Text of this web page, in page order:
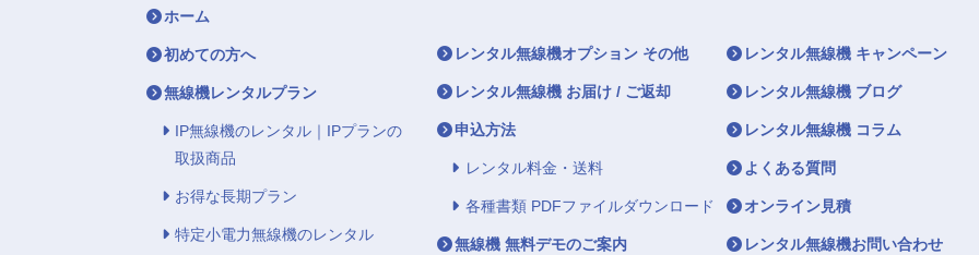
ホーム
初めての方へ
無線機レンタルプラン
IP無線機のレンタル｜IPプランの
取扱商品
お得な長期プラン
特定小電力無線機のレンタル
レンタル無線機オプション その他
レンタル無線機 お届け / ご返却
申込方法
レンタル料金・送料
各種書類 PDFファイルダウンロード
無線機 無料デモのご案内
レンタル無線機 キャンペーン
レンタル無線機 ブログ
レンタル無線機 コラム
よくある質問
オンライン見積
レンタル無線機お問い合わせ